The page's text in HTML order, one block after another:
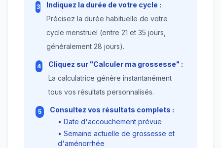
3
Indiquez la durée de votre cycle :
Précisez la durée habituelle de votre
cycle menstruel (entre 21 et 35 jours,
généralement 28 jours).
4
Cliquez sur "Calculer ma grossesse" :
La calculatrice génère instantanément
tous vos résultats personnalisés.
5
Consultez vos résultats complets :
• Date d'accouchement prévue
• Semaine actuelle de grossesse et
d'aménorrhée